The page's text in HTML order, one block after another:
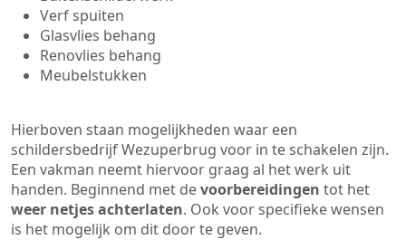
Verf spuiten
Glasvlies behang
Renovlies behang
Meubelstukken
Hierboven staan mogelijkheden waar een
schildersbedrijf Wezuperbrug voor in te schakelen zijn.
Een vakman neemt hiervoor graag al het werk uit
handen. Beginnend met devoorbereidingen tot het
weer netjes achterlaten. Ook voor specifieke wensen
is het mogelijk om dit door te geven.